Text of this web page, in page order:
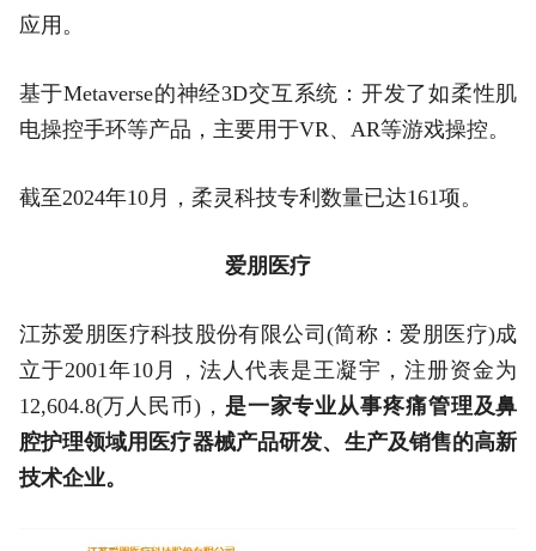
应用。
基于Metaverse的神经3D交互系统：开发了如柔性肌
电操控手环等产品，主要用于VR、AR等游戏操控。
截至2024年10月，柔灵科技专利数量已达161项。
爱朋医疗
江苏爱朋医疗科技股份有限公司(简称：爱朋医疗)成
立于2001年10月，法人代表是王凝宇，注册资金为
12,604.8(万人民币)， 是一家专业从事疼痛管理及鼻
腔护理领域用医疗器械产品研发、生产及销售的高新
技术企业。